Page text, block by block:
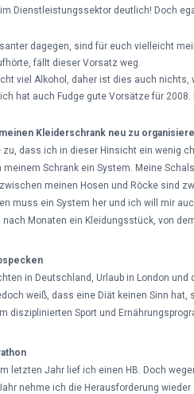
Dienstleistungssektor deutlich! Doch
dagegen, sind für euch vielleicht
fällt dieser Vorsatz weg.
viel Alkohol, daher ist dies auch nichts,
hat auch Fudge gute Vorsätze für 2008.
Kleiderschrank neu zu
zu, dass ich in dieser Hinsicht ein wenig
meinem Schrank ein System. Meine
meinen Hosen und Röcke sind
muss ein System her und ich will mir
nach Monaten ein Kleidungsstück, von
in Deutschland, Urlaub in London
weiß, dass eine Diät keinen Sinn
disziplinierten Sport und
letzten Jahr lief ich einen HB. Doch
nehme ich die Herausforderung